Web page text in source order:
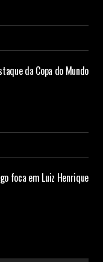
da Copa do Mundo
foca em Luiz Henrique